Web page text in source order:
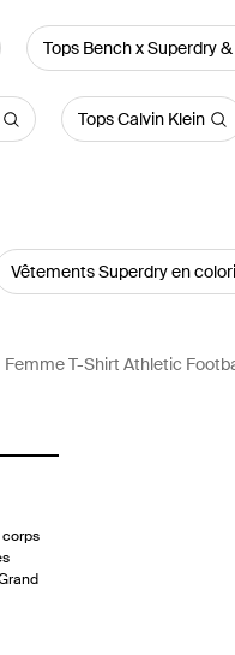
Tops Bench x Superdry
Tops Calvin Klein
Vêtements Superdry en
Femme T-Shirt Athletic